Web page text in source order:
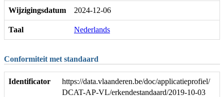
Wijzigingsdatum 2024-12-06
Taal Nederlands
Conformiteit met standaard
Identificator
https://data.vlaanderen.be/doc/applicatieprofiel/
DCAT-AP-VL/erkendestandaard/2019-10-03